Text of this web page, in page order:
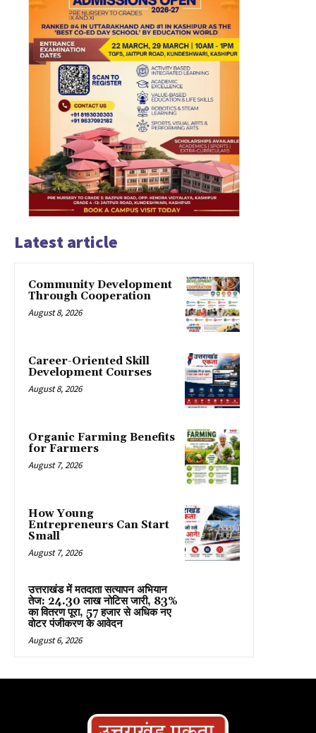
Latest article
Community Development
Through Cooperation
August 8, 2026
Career-Oriented Skill
Development Courses
August 8, 2026
Organic Farming Benefits
for Farmers
August 7, 2026
How Young
Entrepreneurs Can Start
Small
August 7, 2026
उत्तराखंड में मतदाता सत्यापन अभियान
तेज: 24.30 लाख नोटिस जारी, 83%
का वितरण पूरा, 57 हजार से अधिक नए
वोटर पंजीकरण के आवेदन
August 6, 2026